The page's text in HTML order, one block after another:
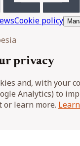
Cookie policy
privacy
and, with your
Analytics) to
or learn more.